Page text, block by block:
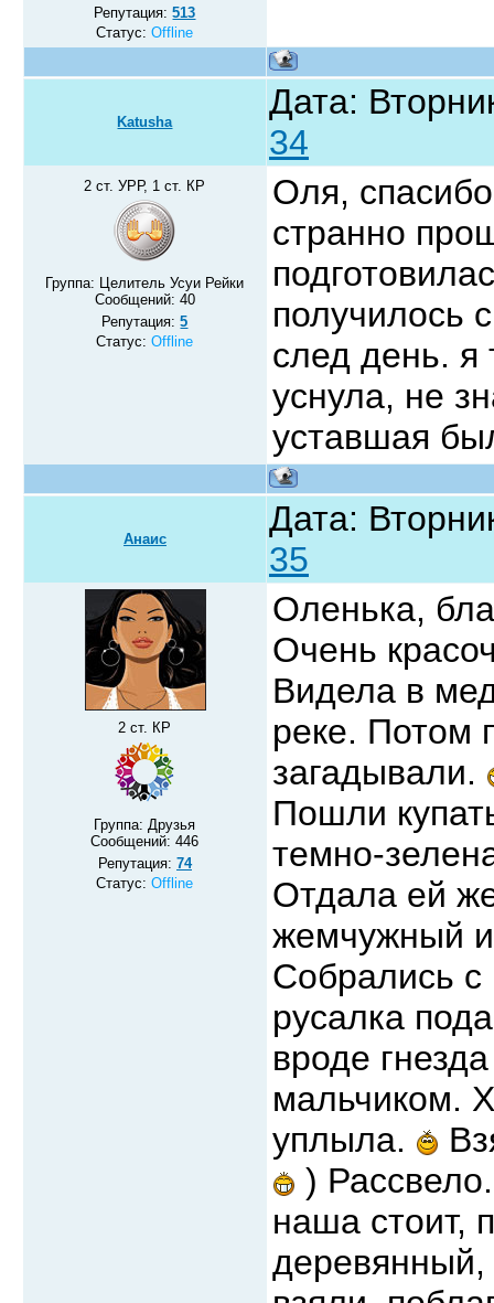
Репутация:513
Статус:Offline
Katusha
Дата:
34
2 ст. УРР, 1 ст. КР
Группа: Целитель Усуи Рейки
Сообщений: 40
Репутация:5
Статус:Offline
Оля,
странно
получилось
след день. я
уснула, не
уставшая
Анаис
Дата:
35
2 ст. КР
Группа: Друзья
Сообщений:446
Репутация: 74
Статус:Offline
Оленька,
Очень
Видела в
реке. Потом
загадывали.
Пошли
темно-
Отдала ей
жемчужный
Собрались
русалка
вроде
мальчиком.
уплыла.
)
наша стоит,
деревянный,